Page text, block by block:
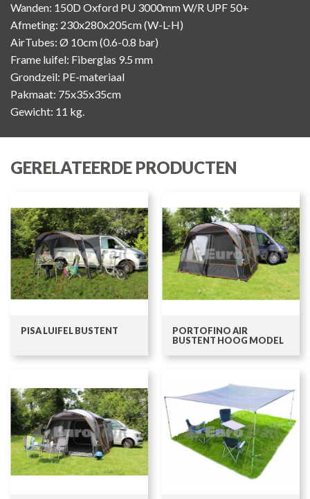
Wanden: 150D Oxford PU 3000mm W/R UPF 50+
Afmeting: 230x280x205cm (W-L-H)
AirTubes: Ø 10cm (0.6-0.8 bar)
Frame luifel: Fiberglas 9.5 mm
Grondzeil: PE-materiaal
Pakmaat: 75x35x35cm
Gewicht: 11 kg.
GERELATEERDE PRODUCTEN
PISA LUIFEL BUSTENT
PORTOFINO AIR
BUSTENT HOOG MODEL